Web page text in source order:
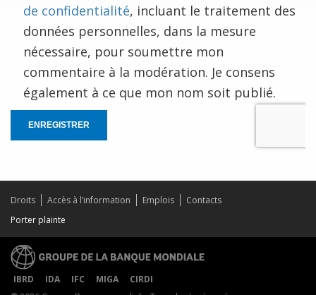
de confidentialité, incluant le traitement des
données personnelles, dans la mesure
nécessaire, pour soumettre mon
commentaire à la modération. Je consens
également à ce que mon nom soit publié.
ENREGISTRER
Droits Accès à l’information Emplois
Contacts
Porter plainte
IBRD IDA IFC MIGA
CIRDI